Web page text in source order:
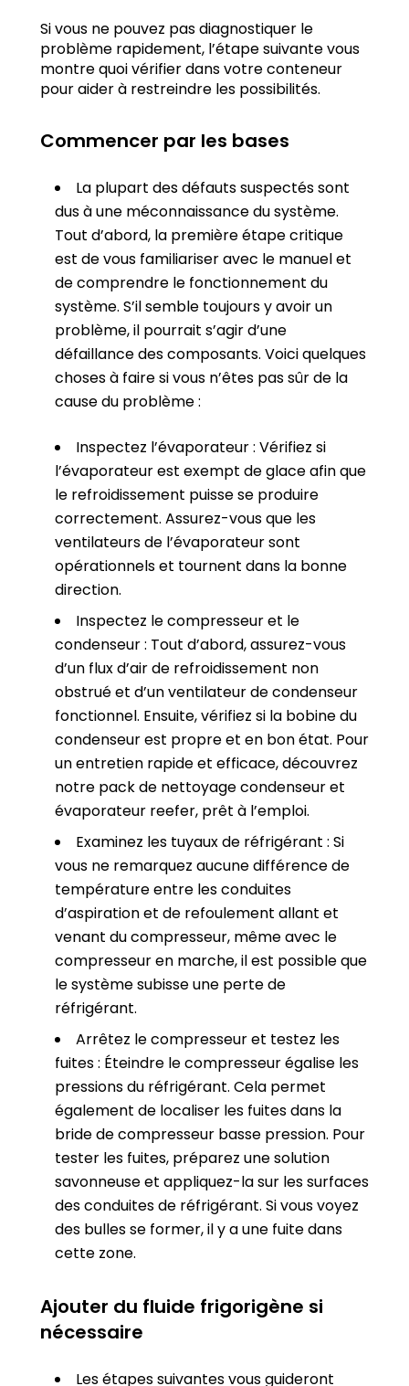
Si vous ne pouvez pas diagnostiquer le
problème rapidement, l’étape suivante vous
montre quoi vérifier dans votre conteneur
pour aider à restreindre les possibilités.
Commencer par les bases
La plupart des défauts suspectés sont
dus à une méconnaissance du système.
Tout d’abord, la première étape critique
est de vous familiariser avec le manuel et
de comprendre le fonctionnement du
système. S’il semble toujours y avoir un
problème, il pourrait s’agir d’une
défaillance des composants. Voici quelques
choses à faire si vous n’êtes pas sûr de la
cause du problème :
Inspectez l’évaporateur : Vérifiez si
l’évaporateur est exempt de glace afin que
le refroidissement puisse se produire
correctement. Assurez-vous que les
ventilateurs de l’évaporateur sont
opérationnels et tournent dans la bonne
direction.
Inspectez le compresseur et le
condenseur : Tout d’abord, assurez-vous
d’un flux d’air de refroidissement non
obstrué et d’un ventilateur de condenseur
fonctionnel. Ensuite, vérifiez si la bobine du
condenseur est propre et en bon état. Pour
un entretien rapide et efficace, découvrez
notrepack de nettoyage condenseur et
évaporateur reefer, prêt à l’emploi.
Examinez les tuyaux de réfrigérant : Si
vous ne remarquez aucune différence de
température entre les conduites
d’aspiration et de refoulement allant et
venant du compresseur, même avec le
compresseur en marche, il est possible que
le système subisse une perte de
réfrigérant.
Arrêtez le compresseur et testez les
fuites : Éteindre le compresseur égalise les
pressions du réfrigérant. Cela permet
également de localiser les fuites dans la
bride de compresseur basse pression. Pour
tester les fuites, préparez une solution
savonneuse et appliquez-la sur les surfaces
des conduites de réfrigérant. Si vous voyez
des bulles se former, il y a une fuite dans
cette zone.
Ajouter du fluide frigorigène si
nécessaire
Les étapes suivantes vous guideront